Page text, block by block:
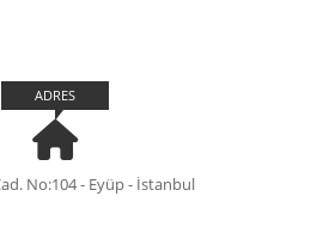
ADRES
No:104 - Eyüp - İstanbul